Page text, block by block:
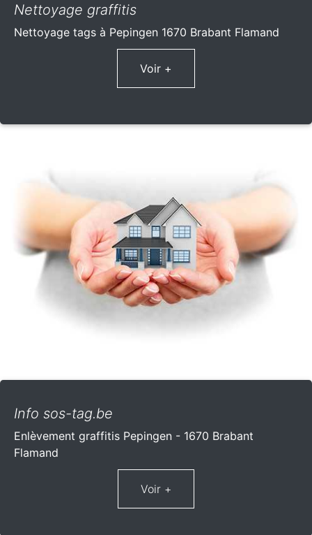
Nettoyage graffitis
Nettoyage tags à Pepingen 1670 Brabant Flamand
Voir +
Info sos-tag.be
Enlèvement graffitis Pepingen - 1670 Brabant
Flamand